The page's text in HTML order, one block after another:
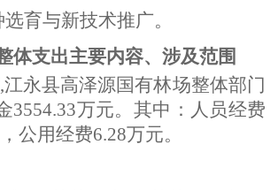
育与新技术推广。
体支出主要内容、涉及范围
江永县高泽源国有林场整体部门
3554.33万元。其中：人员经费
公用经费6.28万元。